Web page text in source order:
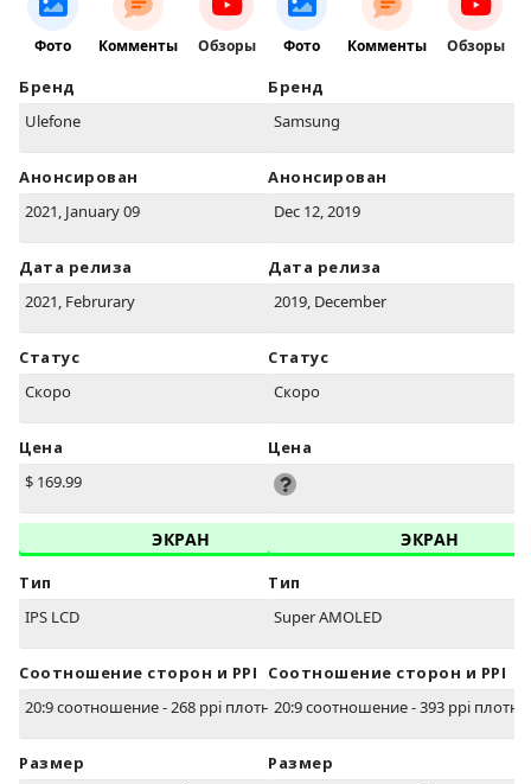
Фото Комменты Обзоры
Бренд
Ulefone
Анонсирован
2021, January 09
Дата релиза
2021, Februrary
Статус
Скоро
Цена
$ 169.99
ЭКРАН
Тип
IPS LCD
Соотношение сторон и PPI
20:9 соотношение - 268 ppi плотность
Размер
Фото Комменты Обзоры
Бренд
Samsung
Анонсирован
Dec 12, 2019
Дата релиза
2019, December
Статус
Скоро
Цена
ЭКРАН
Тип
Super AMOLED
Соотношение сторон и PPI
20:9 соотношение - 393 ppi
Размер